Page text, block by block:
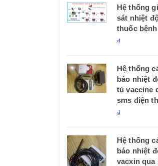
Hệ thống
sát nhiệt
thuốc
₫
Hệ thống
báo nhiệt
tủ vaccine
sms điện
₫
Hệ thống
báo nhiệt
vacxin qua